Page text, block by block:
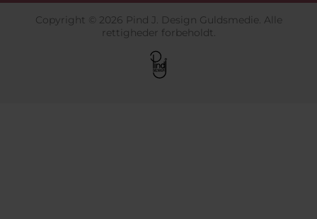
Copyright © 2026 Pind J. Design Guldsmedie. Alle
rettigheder forbeholdt.